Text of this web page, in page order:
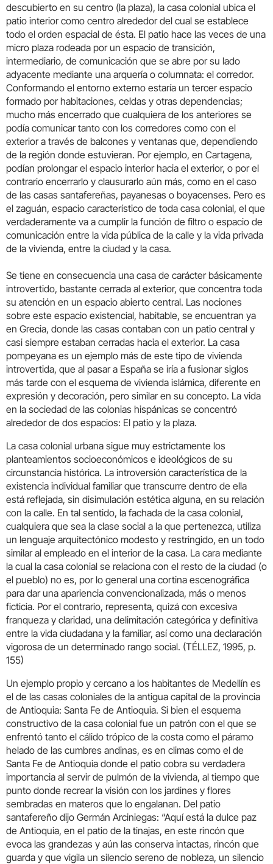
descubierto en su centro (la plaza), la casa colonial ubica el
patio interior como centro alrededor del cual se establece
todo el orden espacial de ésta. El patio hace las veces de una
micro plaza rodeada por un espacio de transición,
intermediario, de comunicación que se abre por su lado
adyacente mediante una arquería o columnata: el corredor.
Conformando el entorno externo estaría un tercer espacio
formado por habitaciones, celdas y otras dependencias;
mucho más encerrado que cualquiera de los anteriores se
podía comunicar tanto con los corredores como con el
exterior a través de balcones y ventanas que, dependiendo
de la región donde estuvieran. Por ejemplo, en Cartagena,
podían prolongar el espacio interior hacia el exterior, o por el
contrario encerrarlo y clausurarlo aún más, como en el caso
de las casas santafereñas, payanesas o boyacenses. Pero es
el zaguán, espacio característico de toda casa colonial, el que
verdaderamente va a cumplir la función de filtro o espacio de
comunicación entre la vida pública de la calle y la vida privada
de la vivienda, entre la ciudad y la casa.
Se tiene en consecuencia una casa de carácter básicamente
introvertido, bastante cerrada al exterior, que concentra toda
su atención en un espacio abierto central. Las nociones
sobre este espacio existencial, habitable, se encuentran ya
en Grecia, donde las casas contaban con un patio central y
casi siempre estaban cerradas hacia el exterior. La casa
pompeyana es un ejemplo más de este tipo de vivienda
introvertida, que al pasar a España se iría a fusionar siglos
más tarde con el esquema de vivienda islámica, diferente en
expresión y decoración, pero similar en su concepto. La vida
en la sociedad de las colonias hispánicas se concentró
alrededor de dos espacios: El patio y la plaza.
La casa colonial urbana sigue muy estrictamente los
planteamientos socioeconómicos e ideológicos de su
circunstancia histórica. La introversión característica de la
existencia individual familiar que transcurre dentro de ella
está reflejada, sin disimulación estética alguna, en su relación
con la calle. En tal sentido, la fachada de la casa colonial,
cualquiera que sea la clase social a la que pertenezca, utiliza
un lenguaje arquitectónico modesto y restringido, en un todo
similar al empleado en el interior de la casa. La cara mediante
la cual la casa colonial se relaciona con el resto de la ciudad (o
el pueblo) no es, por lo general una cortina escenográfica
para dar una apariencia convencionalizada, más o menos
ficticia. Por el contrario, representa, quizá con excesiva
franqueza y claridad, una delimitación categórica y definitiva
entre la vida ciudadana y la familiar, así como una declaración
vigorosa de un determinado rango social. (TÉLLEZ, 1995, p.
155)
Un ejemplo propio y cercano a los habitantes de Medellín es
el de las casas coloniales de la antigua capital de la provincia
de Antioquia: Santa Fe de Antioquia. Si bien el esquema
constructivo de la casa colonial fue un patrón con el que se
enfrentó tanto el cálido trópico de la costa como el páramo
helado de las cumbres andinas, es en climas como el de
Santa Fe de Antioquia donde el patio cobra su verdadera
importancia al servir de pulmón de la vivienda, al tiempo que
punto donde recrear la visión con los jardines y flores
sembradas en materos que lo engalanan. Del patio
santafereño dijo Germán Arciniegas: “Aquí está la dulce paz
de Antioquia, en el patio de la tinajas, en este rincón que
evoca las grandezas y aún las conserva intactas, rincón que
guarda y que vigila un silencio sereno de nobleza, un silencio